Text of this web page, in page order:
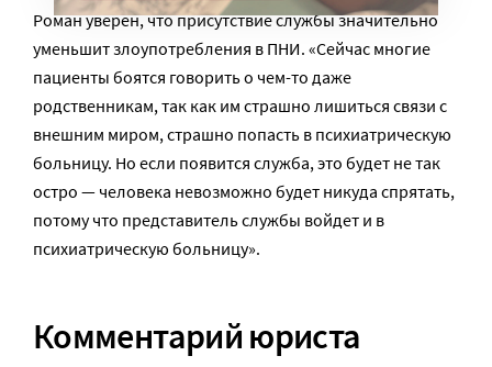
Роман уверен, что присутствие службы значительно
уменьшит злоупотребления в ПНИ. «Сейчас многие
пациенты боятся говорить о чем-то даже
родственникам, так как им страшно лишиться связи с
внешним миром, страшно попасть в психиатрическую
больницу. Но если появится служба, это будет не так
остро — человека невозможно будет никуда спрятать,
потому что представитель службы войдет и в
психиатрическую больницу».
Комментарий юриста